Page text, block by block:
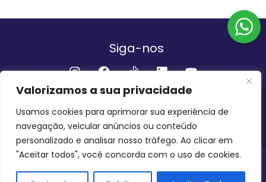
Valorizamos a sua privacidade
Usamos cookies para aprimorar sua experiência de
navegação, veicular anúncios ou conteúdo
personalizado e analisar nosso tráfego. Ao clicar em
"Aceitar todos", você concorda com o uso de cookies.
Siga-nos
Institucional
QUEM SOMOS FALE CONOSCO
INVEST AMAZÔNIA BRASIL
COPYRIGHT 2024 - 2026